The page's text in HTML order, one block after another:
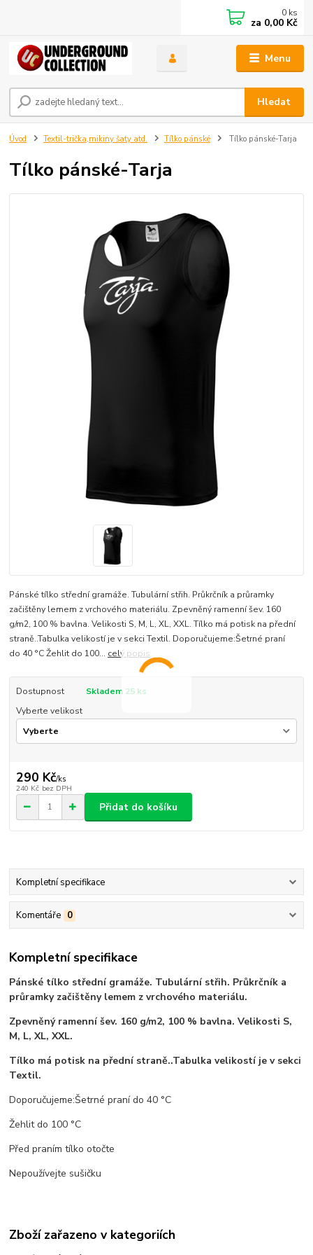
Menu
Hledat
0 ks
za 0,00 Kč
Úvod Textil-trička,mikiny šaty atd. Tílko pánské Tílko pánské-Tarja
Tílko pánské-Tarja
Pánské tílko střední gramáže. Tubulární střih. Průkrčník a průramky
začištěny lemem z vrchového materiálu. Zpevněný ramenní šev. 160
g/m2, 100 % bavlna. Velikosti S, M, L, XL, XXL. Tílko má potisk na přední
straně..Tabulka velikostí je v sekci Textil. Doporučujeme:Šetrné praní
do 40 °C Žehlit do 100... celý popis
Dostupnost
Skladem 25 ks
Vyberte velikost
290 Kč/ks
240 Kč bez DPH
Přidat do košíku
Kompletní specifikace
Komentáře 0
Kompletní specifikace
Pánské tílko střední gramáže. Tubulární střih. Průkrčník a
průramky začištěny lemem z vrchového materiálu.
Zpevněný ramenní šev. 160 g/m2, 100 % bavlna. Velikosti S,
M, L, XL, XXL.
Tílko má potisk na přední straně..Tabulka velikostí je v sekci
Textil.
Doporučujeme:Šetrné praní do 40 °C
Žehlit do 100 °C
Před praním tílko otočte
Nepoužívejte sušičku
Zboží zařazeno v kategoriích